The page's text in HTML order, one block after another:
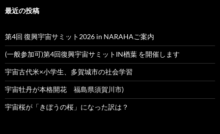
最近の投稿
第4回 復興宇宙サミット2026 in NARAHAご案内
(一般参加可)第4回復興宇宙サミットIN楢葉 を開催します
宇宙古代米×小学生、多賀城市の社会学習
宇宙牡丹が本格開花 福島県須賀川市)
宇宙桜が「きぼうの桜」になった訳は？